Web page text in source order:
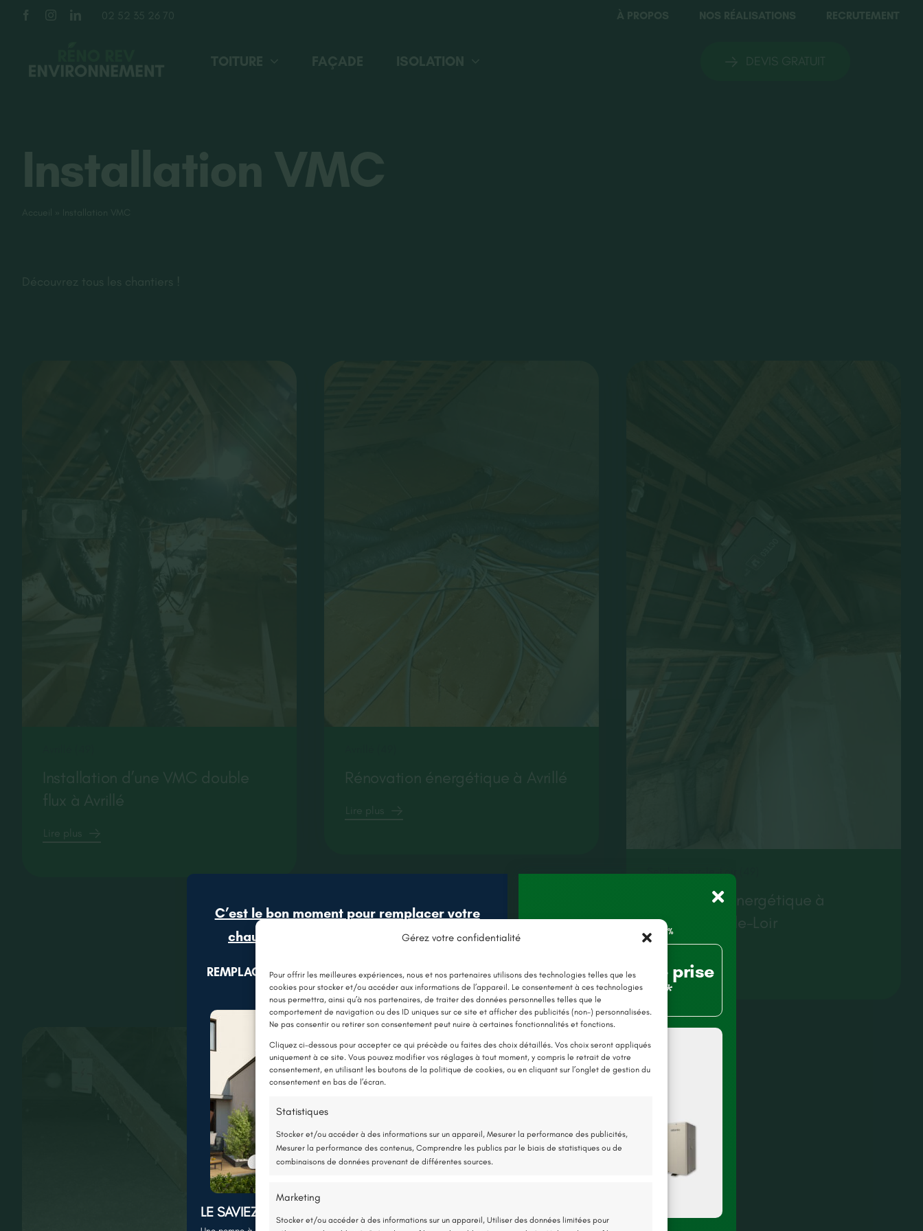
Gérez votre confidentialité
Pour offrir les meilleures expériences, nous et nos partenaires utilisons des technologies telles que les
cookies pour stocker et/ou accéder aux informations de l’appareil. Le consentement à ces technologies
nous permettra, ainsi qu’à nos partenaires, de traiter des données personnelles telles que le
comportement de navigation ou des ID uniques sur ce site et afficher des publicités (non-) personnalisées.
Ne pas consentir ou retirer son consentement peut nuire à certaines fonctionnalités et fonctions.
Cliquez ci-dessous pour accepter ce qui précède ou faites des choix détaillés. Vos choix seront appliqués
uniquement à ce site. Vous pouvez modifier vos réglages à tout moment, y compris le retrait de votre
consentement, en utilisant les boutons de la politique de cookies, ou en cliquant sur l’onglet de gestion du
consentement en bas de l’écran.
Statistiques
Stocker et/ou accéder à des informations sur un appareil, Mesurer la performance des publicités,
Mesurer la performance des contenus, Comprendre les publics par le biais de statistiques ou de
combinaisons de données provenant de différentes sources.
Marketing
Stocker et/ou accéder à des informations sur un appareil, Utiliser des données limitées pour
Passer
02 52 35 26 70 À PROPOS NOS RÉALISATIONS RECRUTEMENT
TOITURE FAÇADE ISOLATION DEVIS GRATUIT
Installation VMC
Accueil » Installation VMC
Découvrez tous les chantiers !
Installation d’une VMC double
flux à Avrillé
Lire plus
Rénovation énergétique à Avrillé
Lire plus
Seiches-sur-le-Loir (49)
Rénovation énergétique à
Seiches-sur-le-Loir
C’est le bon moment pour remplacer votre
chaudière grâce aux nouvelles aides !
REMPLACEZ VOTRE CHAUDIÈRE PAR UNE POMPE À
CHALEUR
LE SAVIEZ-VOUS ?
Jusqu’à 80% de prise
en charge*